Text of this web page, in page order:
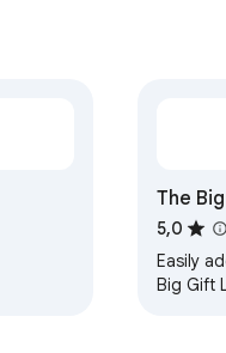
The
5,0
Easily
Big Gift